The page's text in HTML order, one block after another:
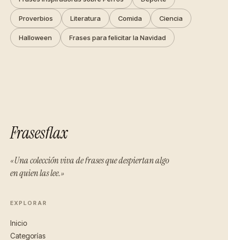
Proverbios Literatura Comida Ciencia
Halloween Frases para felicitar la Navidad
Frasesflax
«Una colección viva de frases que despiertan algo
en quien las lee.»
EXPLORAR
Inicio
Categorías